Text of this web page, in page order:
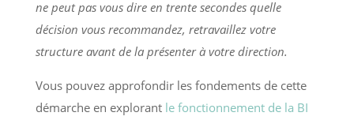
ne peut pas vous dire en trente secondes quelle
décision vous recommandez, retravaillez votre
structure avant de la présenter à votre direction.
Vous pouvez approfondir les fondements de cette
démarche en explorant le fonctionnement de la BI